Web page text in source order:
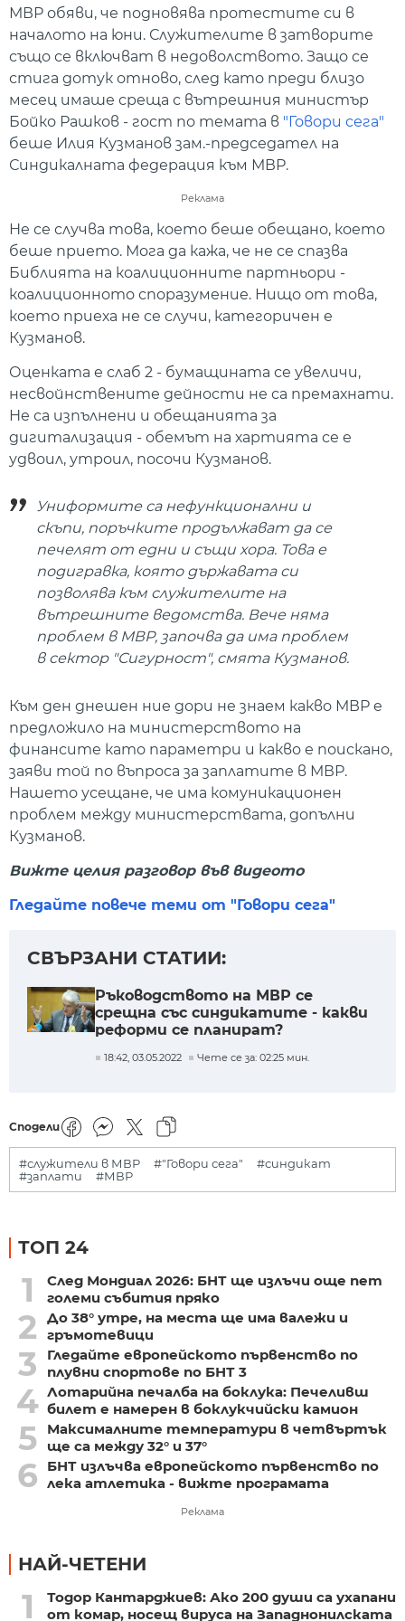
МВР обяви, че подновява протестите си в
началото на юни. Служителите в затворите
също се включват в недоволството. Защо се
стига дотук отново, след като преди близо
месец имаше среща с вътрешния министър
Бойко Рашков - гост по темата в "Говори сега"
беше Илия Кузманов зам.-председател на
Синдикалната федерация към МВР.
Реклама
Не се случва това, което беше обещано, което
беше прието. Мога да кажа, че не се спазва
Библията на коалиционните партньори -
коалиционното споразумение. Нищо от това,
което приеха не се случи, категоричен е
Кузманов.
Оценката е слаб 2 - бумащината се увеличи,
несвойнствените дейности не са премахнати.
Не са изпълнени и обещанията за
дигитализация - обемът на хартията се е
удвоил, утроил, посочи Кузманов.
Униформите са нефункционални и
скъпи, поръчките продължават да се
печелят от едни и същи хора. Това е
подигравка, която държавата си
позволява към служителите на
вътрешните ведомства. Вече няма
проблем в МВР, започва да има проблем
в сектор "Сигурност", смята Кузманов.
Към ден днешен ние дори не знаем какво МВР е
предложило на министерството на
финансите като параметри и какво е поискано,
заяви той по въпроса за заплатите в МВР.
Нашето усещане, че има комуникационен
проблем между министерствата, допълни
Кузманов.
Вижте целия разговор във видеото
Гледайте повече теми от "Говори сега"
СВЪРЗАНИ СТАТИИ:
Ръководството на МВР се
срещна със синдикатите - какви
реформи се планират?
18:42, 03.05.2022 Чете се за: 02:25 мин.
Сподели
#служители в МВР #"Говори сега"
#синдикат
#заплати
#МВР
ТОП 24
1
След Мондиал 2026: БНТ ще излъчи още пет
големи събития пряко
2
До 38° утре, на места ще има валежи и
гръмотевици
3
Гледайте европейското първенство по
плувни спортове по БНТ 3
4 Лотарийна печалба на боклука: Печеливш
билет е намерен в боклукчийски камион
5
Максималните температури в четвъртък
ще са между 32° и 37°
6
БНТ излъчва европейското първенство по
лека атлетика - вижте програмата
Реклама
НАЙ-ЧЕТЕНИ
1
Тодор Кантарджиев: Ако 200 души са ухапани
от комар, носещ вируса на Западнонилската